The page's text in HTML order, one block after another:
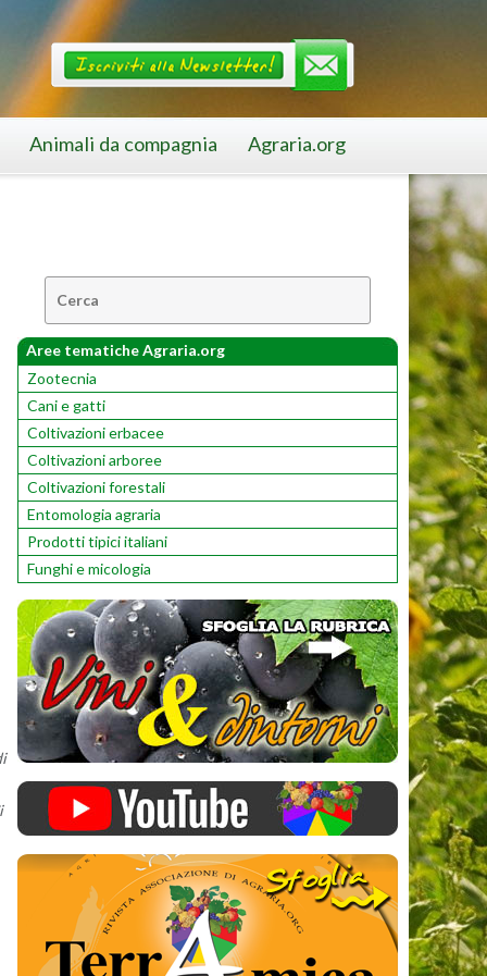
Animali da compagnia Agraria.org
Aree tematiche Agraria.org
Zootecnia
Cani e gatti
Coltivazioni erbacee
Coltivazioni arboree
Coltivazioni forestali
Entomologia agraria
Prodotti tipici italiani
Funghi e micologia